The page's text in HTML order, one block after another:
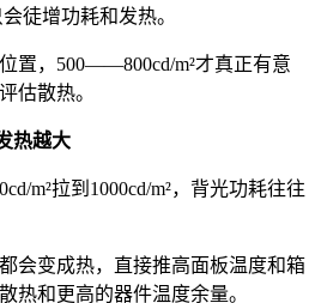
徒增功耗和发热。
置，500——800cd/m²才真正有意
估散热。
热越大
m²拉到1000cd/m²，背光功耗往往
会变成热，直接推高面板温度和箱
热和更高的器件温度余量。